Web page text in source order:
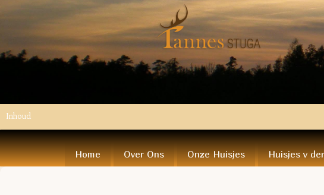
Inhoud
Home Over Ons Onze Huisjes Huisjes v